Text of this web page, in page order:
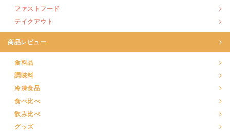
ファストフード
テイクアウト
商品レビュー
食料品
調味料
冷凍食品
食べ比べ
飲み比べ
グッズ